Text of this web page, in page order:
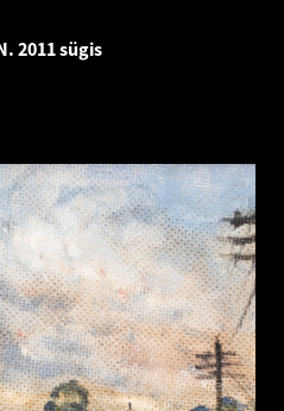
2011 sügis